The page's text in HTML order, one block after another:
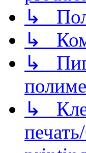
↳
↳
↳
↳